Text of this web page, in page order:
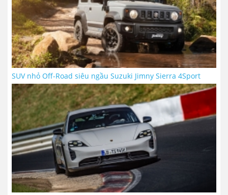
SUV nhỏ Off-Road siêu ngầu Suzuki Jimny Sierra 4Sport